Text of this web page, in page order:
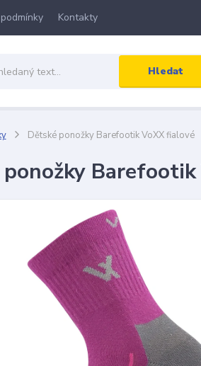
Kontakty
Hledat
Dětské ponožky Barefootik VoXX fialové